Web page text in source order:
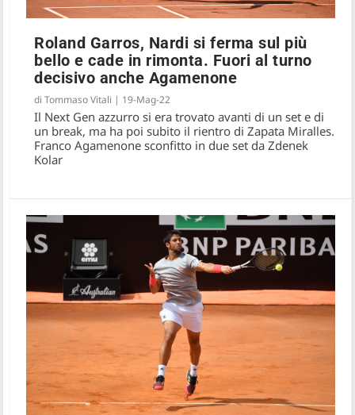
Roland Garros, Nardi si ferma sul più
bello e cade in rimonta. Fuori al turno
decisivo anche Agamenone
diTommaso Vitali | 19-Mag-22
Il Next Gen azzurro si era trovato avanti di un set e di
un break, ma ha poi subito il rientro di Zapata Miralles.
Franco Agamenone sconfitto in due set da Zdenek
Kolar